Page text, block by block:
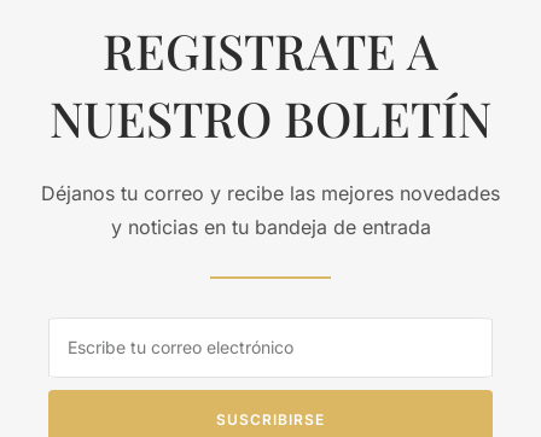
REGISTRATE A
NUESTRO BOLETÍN
Déjanos tu correo y recibe las mejores novedades
y noticias en tu bandeja de entrada
SUSCRIBIRSE